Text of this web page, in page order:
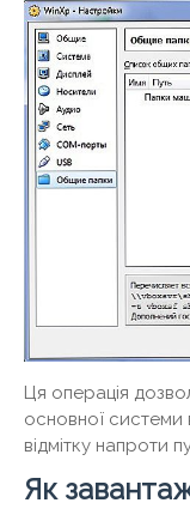
Ця операція
основної системи
відмітку напроти
Як